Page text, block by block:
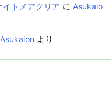
トメアクリア に Asukalo
Asukalon より